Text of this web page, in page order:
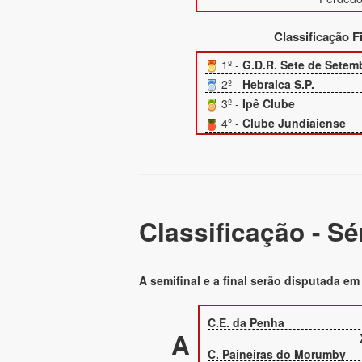
Classificação
1º - G.D.R. Sete de
2º - Hebraica S.P.
3º - Ipê Clube
4º - Clube Jundiaiense
Classificação -
A semifinal e a final serão disputada
A
C.E. da Penha
C. Paineiras do Morumby